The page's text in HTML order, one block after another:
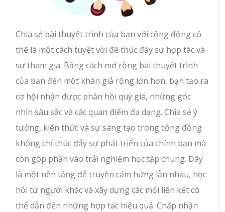
Chia sẻ bài thuyết trình của bạn với cộng đồng có
thể là một cách tuyệt vời để thúc đẩy sự hợp tác và
sự tham gia. Bằng cách mở rộng bài thuyết trình
của bạn đến một khán giả rộng lớn hơn, bạn tạo ra
cơ hội nhận được phản hồi quý giá, những góc
nhìn sâu sắc và các quan điểm đa dạng. Chia sẻ ý
tưởng, kiến thức và sự sáng tạo trong cộng đồng
không chỉ thúc đẩy sự phát triển của chính bạn mà
còn góp phần vào trải nghiệm học tập chung. Đây
là một nền tảng để truyền cảm hứng lẫn nhau, học
hỏi từ người khác và xây dựng các mối liên kết có
thể dẫn đến những hợp tác hiệu quả. Chấp nhận